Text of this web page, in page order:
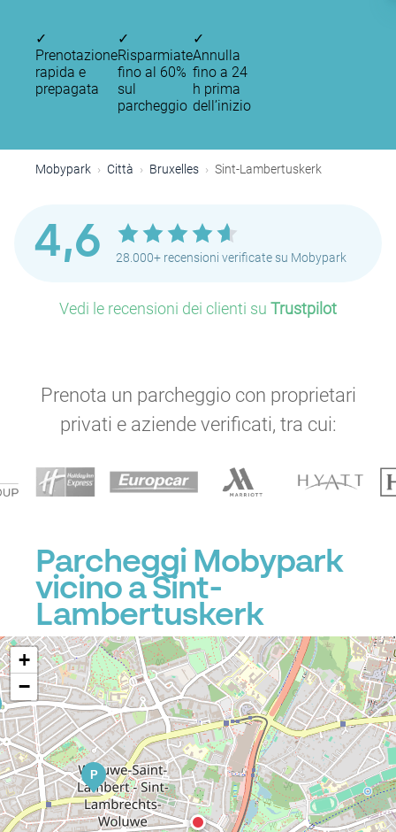
✓
Prenotazione
rapida e
prepagata
✓
Risparmiate
fino al 60%
sul
parcheggio
✓
Annulla
fino a 24
h prima
dell’inizio
Mobypark Città Bruxelles Sint-Lambertuskerk
4,6 28.000+ recensioni verificate su Mobypark
Vedi le recensioni dei clienti su Trustpilot
Prenota un parcheggio con proprietari
privati e aziende verificati, tra cui:
Parcheggi Mobypark
vicino a Sint-
Lambertuskerk
P
P
+
−